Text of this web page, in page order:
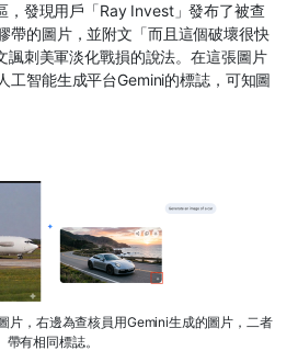
，發現用戶「Ray Invest」發布了被查
帶的圖片，並附文「而且這個破壞很快
諷刺美軍淡化戰損的說法。在這張圖片
工智能生成平台Gemini的標誌，可知圖
片，右邊為查核員用Gemini生成的圖片，二者
帶有相同標誌。